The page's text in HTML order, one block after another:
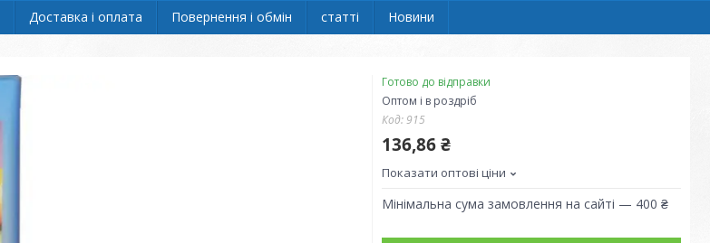
Доставка і оплата Повернення і обмін статті Новини
Готово до відправки
Оптом і в роздріб
Код:915
136,86 ₴
Показати оптові ціни
Мінімальна сума замовлення на сайті — 400 ₴